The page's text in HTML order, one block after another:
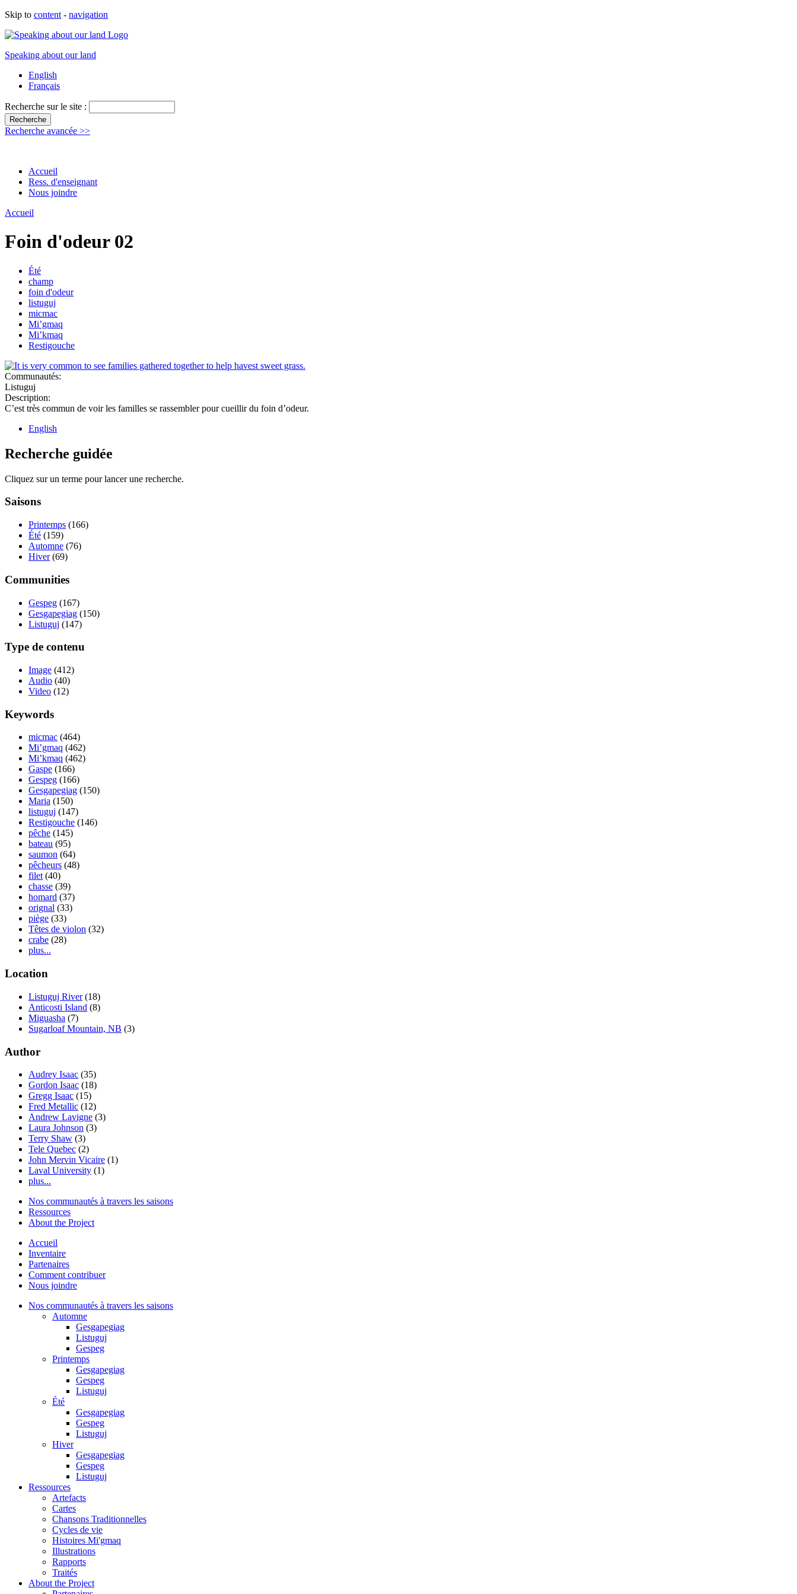
Skip to content - navigation
Speaking about our land
English
Français
Recherche sur le site :
Recherche avancée >>
Accueil
Ress. d'enseignant
Nous joindre
Accueil
Foin d'odeur 02
Été
champ
foin d'odeur
listuguj
micmac
Mi’gmaq
Mi’kmaq
Restigouche
Communautés:
Listuguj
Description:
C’est très commun de voir les familles se rassembler pour cueillir du foin d’odeur.
English
Recherche guidée
Cliquez sur un terme pour lancer une recherche.
Saisons
Printemps (166)
Été (159)
Automne (76)
Hiver(69)
Communities
Gespeg (167)
Gesgapegiag (150)
Listuguj (147)
Type de contenu
Image (412)
Audio (40)
Video (12)
Keywords
micmac (464)
Mi’gmaq (462)
Mi’kmaq (462)
Gaspe (166)
Gespeg (166)
Gesgapegiag (150)
Maria (150)
listuguj (147)
Restigouche (146)
pêche (145)
bateau (95)
saumon (64)
pêcheurs (48)
filet(40)
chasse (39)
homard (37)
orignal (33)
piège (33)
Têtes de violon (32)
crabe (28)
plus...
Location
Listuguj River(18)
Anticosti Island (8)
Miguasha (7)
Sugarloaf Mountain, NB (3)
Author
Audrey Isaac (35)
Gordon Isaac (18)
Gregg Isaac (15)
Fred Metallic (12)
Andrew Lavigne (3)
Laura Johnson (3)
Terry Shaw (3)
Tele Quebec (2)
John Mervin Vicaire (1)
Laval University (1)
plus...
Nos communautés à travers les saisons
Ressources
About the Project
Accueil
Inventaire
Partenaires
Comment contribuer
Nous joindre
Nos communautés à travers les saisons
Automne
Gesgapegiag
Listuguj
Gespeg
Printemps
Gesgapegiag
Gespeg
Listuguj
Été
Gesgapegiag
Gespeg
Listuguj
Hiver
Gesgapegiag
Gespeg
Listuguj
Ressources
Artefacts
Cartes
Chansons Traditionnelles
Cycles de vie
Histoires Mi'gmaq
Illustrations
Rapports
Traités
About the Project